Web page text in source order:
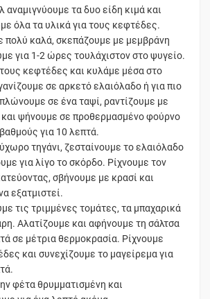
αναμιγνύουμε τα δυο είδη κιμά και
όλα τα υλικά για τους κεφτέδες.
πολύ καλά, σκεπάζουμε με μεμβράνη
για 1-2 ώρες τουλάχιστον στο ψυγείο.
κεφτέδες και κυλάμε μέσα στο
σε αρκετό ελαιόλαδο ή για πιο
σε ένα ταψί, ραντίζουμε με
και ψήνουμε σε προθερμασμένο φούρνο
για 10 λεπτά.
τηγάνι, ζεσταίνουμε το ελαιόλαδο
για λίγο το σκόρδο. Ρίχνουμε τον
σβήνουμε με κρασί και
εξατμιστεί.
τις τριμμένες τομάτες, τα μπαχαρικά
Αλατίζουμε και αφήνουμε τη σάλτσα
σε μέτρια θερμοκρασία. Ρίχνουμε
και συνεχίζουμε το μαγείρεμα για
φέτα θρυμματισμένη και